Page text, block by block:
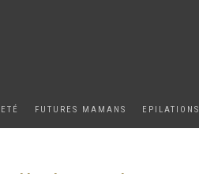
FUTURES MAMANS EPILATIONS